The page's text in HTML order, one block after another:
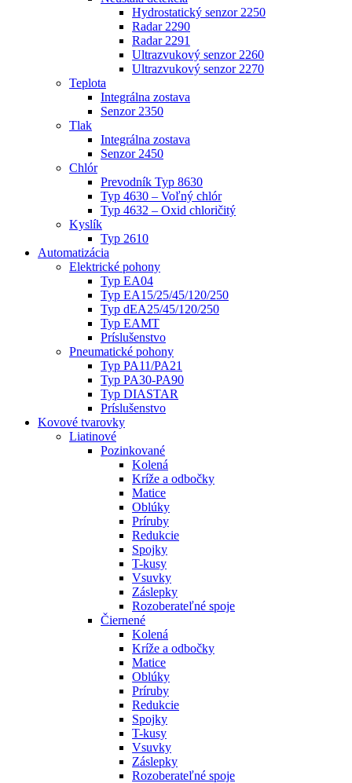
Hydrostatický senzor 2250
Radar 2290
Radar 2291
Ultrazvukový senzor 2260
Ultrazvukový senzor 2270
Teplota
Integrálna zostava
Senzor 2350
Tlak
Integrálna zostava
Senzor 2450
Chlór
Prevodník Typ 8630
Typ 4630 – Voľný chlór
Typ 4632 – Oxid chloričitý
Kyslík
Typ 2610
Automatizácia
Elektrické pohony
Typ EA04
Typ EA15/25/45/120/250
Typ dEA25/45/120/250
Typ EAMT
Príslušenstvo
Pneumatické pohony
Typ PA11/PA21
Typ PA30-PA90
Typ DIASTAR
Príslušenstvo
Kovové tvarovky
Liatinové
Pozinkované
Kolená
Kríže a odbočky
Matice
Oblúky
Príruby
Redukcie
Spojky
T-kusy
Vsuvky
Záslepky
Rozoberateľné spoje
Čiernené
Kolená
Kríže a odbočky
Matice
Oblúky
Príruby
Redukcie
Spojky
T-kusy
Vsuvky
Záslepky
Rozoberateľné spoje